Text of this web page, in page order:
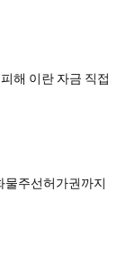
해 이란 자금 직접
물주선허가권까지